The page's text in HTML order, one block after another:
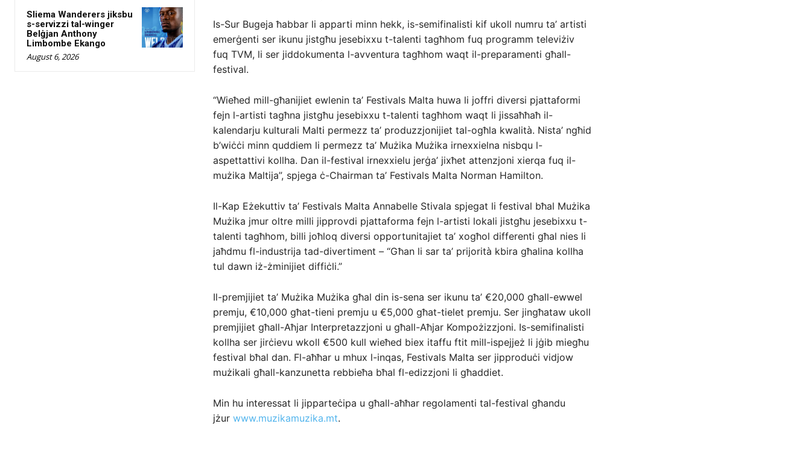
Sliema Wanderers jiksbu
s-servizzi tal-winger
Belġjan Anthony
Limbombe Ekango
August 6, 2026
Is-Sur Bugeja ħabbar li apparti minn hekk, is-semifinalisti kif ukoll numru ta’ artisti
emerġenti ser ikunu jistgħu jesebixxu t-talenti tagħhom fuq programm televiżiv
fuq TVM, li ser jiddokumenta l-avventura tagħhom waqt il-preparamenti għall-
festival.
“Wieħed mill-għanijiet ewlenin ta’ Festivals Malta huwa li joffri diversi pjattaformi
fejn l-artisti tagħna jistgħu jesebixxu t-talenti tagħhom waqt li jissaħħaħ il-
kalendarju kulturali Malti permezz ta’ produzzjonijiet tal-ogħla kwalità. Nista’ ngħid
b’wiċċi minn quddiem li permezz ta’ Mużika Mużika irnexxielna nisbqu l-
aspettattivi kollha. Dan il-festival irnexxielu jerġa’ jixħet attenzjoni xierqa fuq il-
mużika Maltija”, spjega ċ-Chairman ta’ Festivals Malta Norman Hamilton.
Il-Kap Eżekuttiv ta’ Festivals Malta Annabelle Stivala spjegat li festival bħal Mużika
Mużika jmur oltre milli jipprovdi pjattaforma fejn l-artisti lokali jistgħu jesebixxu t-
talenti tagħhom, billi joħloq diversi opportunitajiet ta’ xogħol differenti għal nies li
jaħdmu fl-industrija tad-divertiment – “Għan li sar ta’ prijorità kbira għalina kollha
tul dawn iż-żminijiet diffiċli.”
Il-premjijiet ta’ Mużika Mużika għal din is-sena ser ikunu ta’ €20,000 għall-ewwel
premju, €10,000 għat-tieni premju u €5,000 għat-tielet premju. Ser jingħataw ukoll
premjijiet għall-Aħjar Interpretazzjoni u għall-Aħjar Kompożizzjoni. Is-semifinalisti
kollha ser jirċievu wkoll €500 kull wieħed biex itaffu ftit mill-ispejjeż li jġib miegħu
festival bħal dan. Fl-aħħar u mhux l-inqas, Festivals Malta ser jipproduċi vidjow
mużikali għall-kanzunetta rebbieħa bħal fl-edizzjoni li għaddiet.
Min hu interessat li jipparteċipa u għall-aħħar regolamenti tal-festival għandu
jżur www.muzikamuzika.mt.